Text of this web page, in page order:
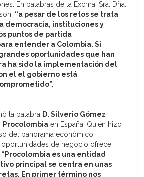
En palabras de la Excma. Sra. Dña.
“a pesar de los retos se trata
democracia, instituciones y
puntos de partida
entender a Colombia. Si
oportunidades que han
ha sido la implementación del
el el gobierno está
la palabra D. Silverio Gómez
Procolombia en España. Quien hizo
del panorama económico
de negocio ofrece
“Procolombia es una entidad
principal se centra en unas
En primer término nos